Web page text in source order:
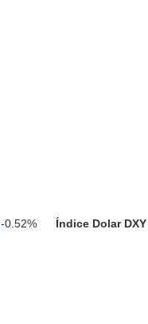
-0.52% Índice Dolar DXY